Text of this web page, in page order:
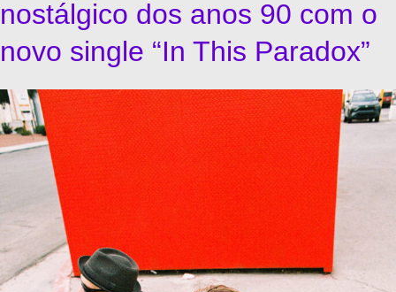
nostálgico dos anos 90 com o
novo single “In This Paradox”